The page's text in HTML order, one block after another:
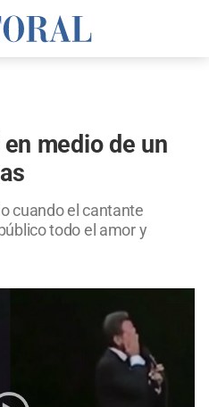
medio de un
cuando el cantante
todo el amor y